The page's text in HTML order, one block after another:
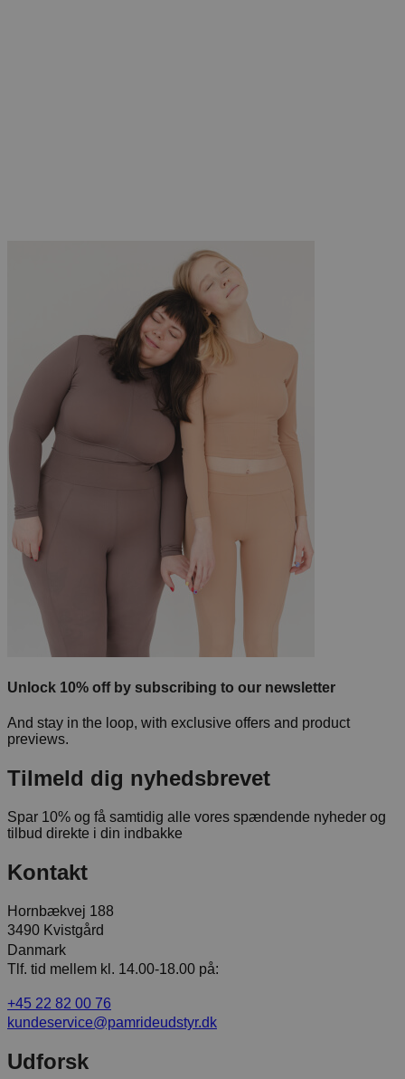
Unlock 10% off by subscribing to our newsletter
And stay in the loop, with exclusive offers and product
previews.
Tilmeld dig nyhedsbrevet
Spar 10% og få samtidig alle vores spændende nyheder og
tilbud direkte i din indbakke
Kontakt
Hornbækvej 188
3490 Kvistgård
Danmark
Tlf. tid mellem kl. 14.00-18.00 på:
+45 22 82 00 76
kundeservice@pamrideudstyr.dk
Udforsk